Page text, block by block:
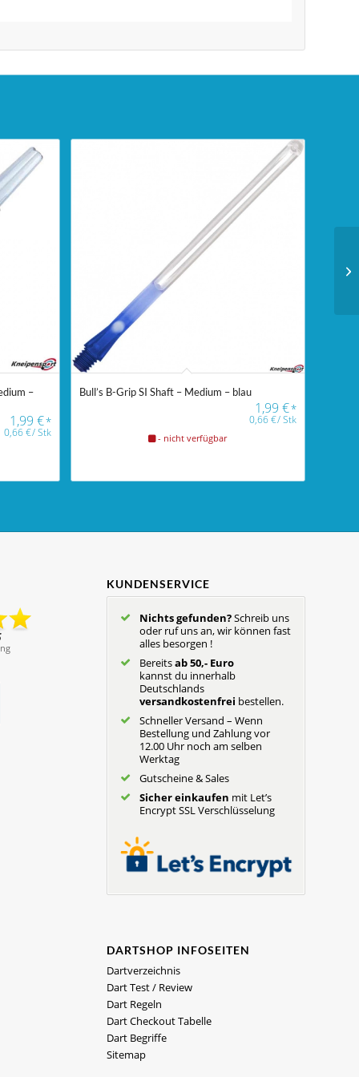
–
1,99€*
0,66€/Stk
Bull’s B-Grip SI Shaft – Medium – blau
1,99 €*
0,66€/Stk
- nicht verfügbar
KUNDENSERVICE
Nichts gefunden?Schreib uns
oder ruf uns an, wir können fast
alles besorgen !
Bereitsab 50,- Euro
kannst du innerhalb
Deutschlands
versandkostenfrei bestellen.
Schneller Versand – Wenn
Bestellung und Zahlung vor
12.00 Uhr noch am selben
Werktag
Gutscheine & Sales
Sicher einkaufen mit Let’s
Encrypt SSL Verschlüsselung
DARTSHOP INFOSEITEN
Dartverzeichnis
Dart Test / Review
Dart Regeln
Dart Checkout Tabelle
Dart Begriffe
Sitemap